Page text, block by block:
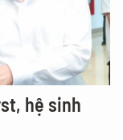
hệ sinh